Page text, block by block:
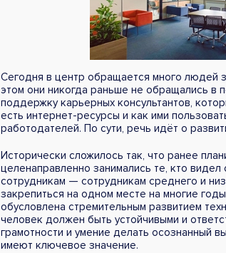
Сегодня в центр обращается много людей
этом они никогда раньше не обращались в
поддержку карьерных консультантов,
есть интернет-ресурсы и как ими
работодателей. По сути, речь идёт о
Исторически сложилось так, что ранее
целенаправленно занимались те, кто
сотрудникам — сотрудникам среднего и
закрепиться на одном месте на многие
обусловлена ​​стремительным развитием
человек должен быть устойчивыми и
грамотности и умение делать осознанный
имеют ключевое значение.